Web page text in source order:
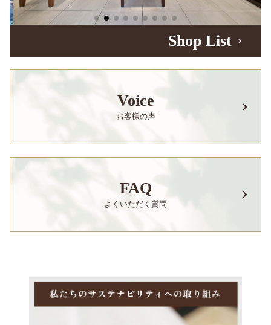
Shop List
Voice
お客様の声
FAQ
よくいただく質問